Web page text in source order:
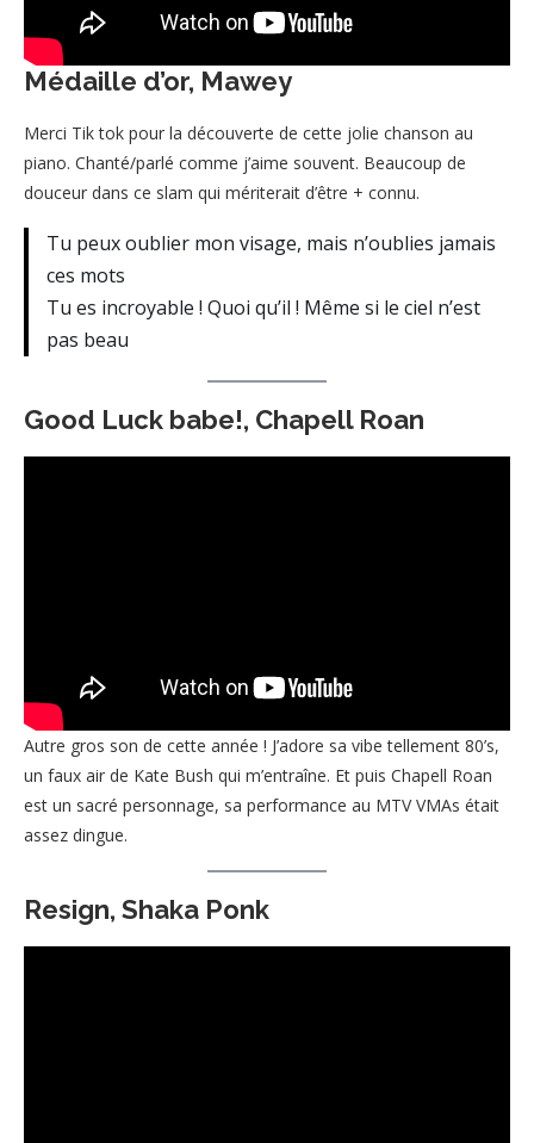
Médaille d’or, Mawey
Merci Tik tok pour la découverte de cette jolie chanson au
piano. Chanté/parlé comme j’aime souvent. Beaucoup de
douceur dans ce slam qui mériterait d’être + connu.
Tu peux oublier mon visage, mais n’oublies jamais
ces mots
Tu es incroyable ! Quoi qu’il ! Même si le ciel n’est
pas beau
Good Luck babe!, Chapell Roan
Autre gros son de cette année ! J’adore sa vibe tellement 80’s,
un faux air de Kate Bush qui m’entraîne. Et puis Chapell Roan
est un sacré personnage, sa performance au MTV VMAs était
assez dingue.
Resign, Shaka Ponk